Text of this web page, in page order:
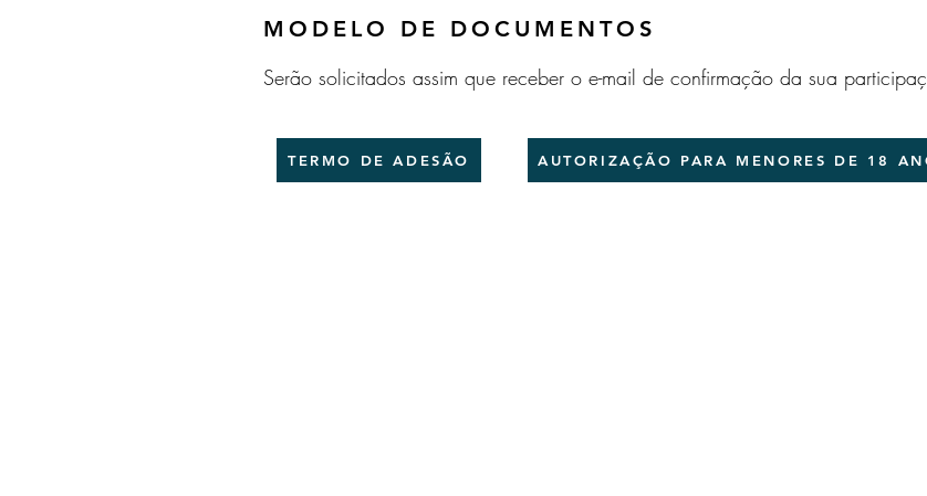
MODELO DE DOCUMENTOS
Serão solicitados assim que receber o e-mail de confirmação da sua
TERMO DE ADESÃO AUTORIZAÇÃO PARA MENORES DE 18